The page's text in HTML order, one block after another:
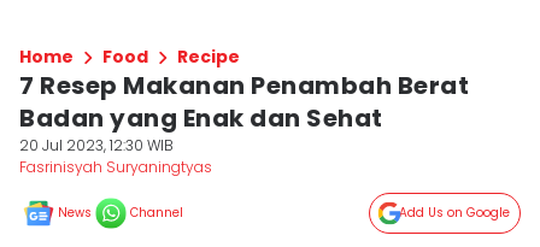
Home Food Recipe
7 Resep Makanan Penambah Berat
Badan yang Enak dan Sehat
20 Jul 2023, 12:30 WIB
Fasrinisyah Suryaningtyas
News Channel Add Us on Google